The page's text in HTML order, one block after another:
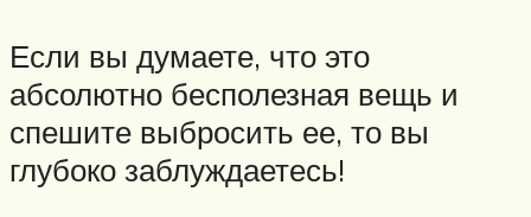
Если вы думаете, что это
абсолютно бесполезная вещь и
спешите выбросить ее, то вы
глубоко заблуждаетесь!